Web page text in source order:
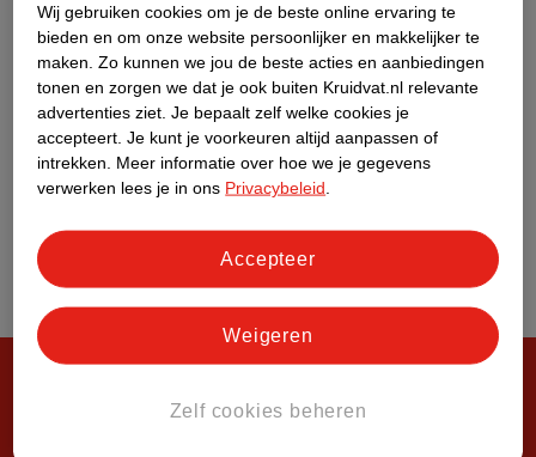
Wij gebruiken cookies om je de beste online ervaring te
bieden en om onze website persoonlijker en makkelijker te
maken. Zo kunnen we jou de beste acties en aanbiedingen
tonen en zorgen we dat je ook buiten Kruidvat.nl relevante
advertenties ziet. Je bepaalt zelf welke cookies je
accepteert. Je kunt je voorkeuren altijd aanpassen of
intrekken.
Meer informatie over hoe we je gegevens
verwerken lees je in ons Privacybeleid
Zelf cookies beheren
Weigeren
Accepteer